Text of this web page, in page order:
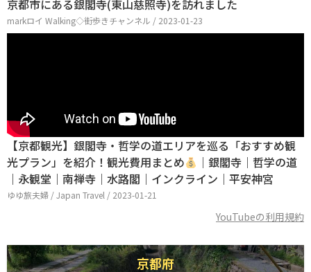
京都市にある銀閣寺(東山慈照寺)を訪れました
markロイ Walking◇街歩きチャンネル / 2023-01-23
【京都観光】銀閣寺・哲学の道エリアを巡る「おすすめ観
光プラン」を紹介！観光費用まとめ
｜銀閣寺｜哲学の道
｜永観堂｜南禅寺｜水路閣｜インクライン｜平安神宮
ゆゆ旅夫婦 / Japan Travel / 2023-01-21
YouTubeの利用規約
京都府